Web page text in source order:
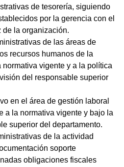
de tesorería, siguiendo
por la gerencia con el
de la organización.
de las áreas de
recursos humanos de la
vigente y a la política
del responsable superior
en el área de gestión laboral
a la normativa vigente y bajo la
superior del departamento.
de la actividad
soporte
obligaciones fiscales